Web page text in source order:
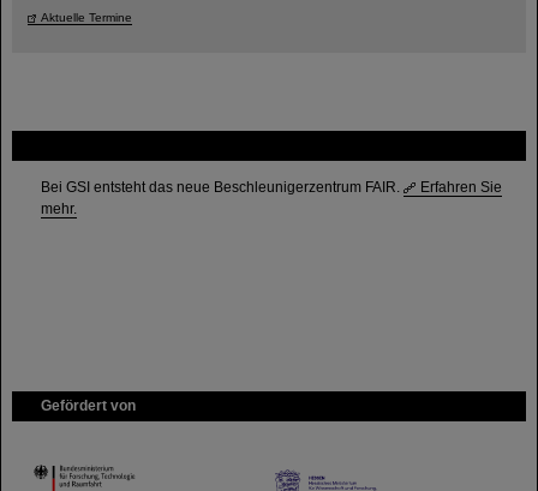
Bei GSI entsteht das neue Beschleunigerzentrum FAIR.
Erfahren Sie
mehr.
Gefördert von
HMWK
Aktuelle Termine